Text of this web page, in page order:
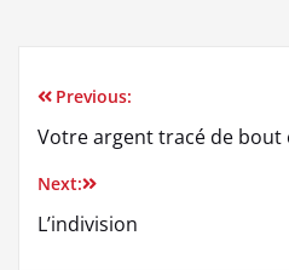
Previous:
Votre argent tracé de bout
Next:
L’indivision